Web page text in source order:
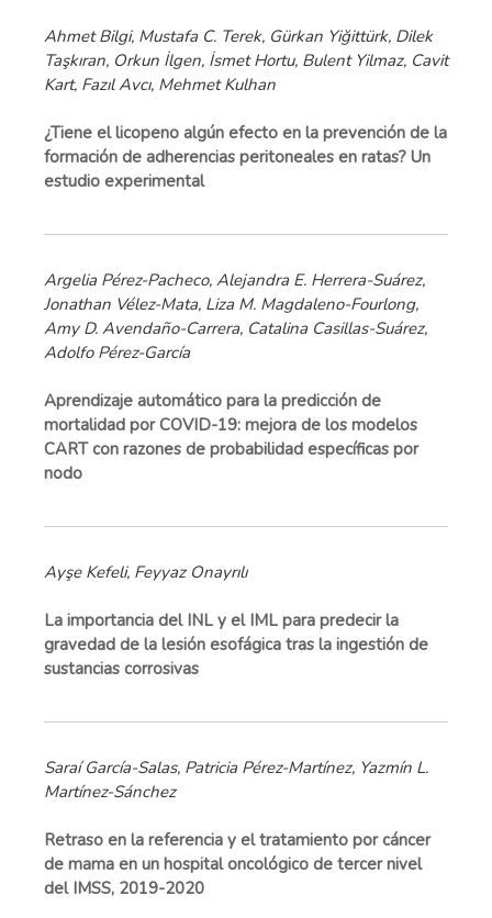
Ahmet Bilgi, Mustafa C. Terek, Gürkan Yiğittürk, Dilek
Taşkıran, Orkun İlgen, İsmet Hortu, Bulent Yilmaz, Cavit
Kart, Fazıl Avcı, Mehmet Kulhan
¿Tiene el licopeno algún efecto en la prevención de la
formación de adherencias peritoneales en ratas? Un
estudio experimental
Argelia Pérez-Pacheco, Alejandra E. Herrera-Suárez,
Jonathan Vélez-Mata, Liza M. Magdaleno-Fourlong,
Amy D. Avendaño-Carrera, Catalina Casillas-Suárez,
Adolfo Pérez-García
Aprendizaje automático para la predicción de
mortalidad por COVID-19: mejora de los modelos
CART con razones de probabilidad específicas por
nodo
Ayşe Kefeli, Feyyaz Onayrılı
La importancia del INL y el IML para predecir la
gravedad de la lesión esofágica tras la ingestión de
sustancias corrosivas
Saraí García-Salas, Patricia Pérez-Martínez, Yazmín L.
Martínez-Sánchez
Retraso en la referencia y el tratamiento por cáncer
de mama en un hospital oncológico de tercer nivel
del IMSS, 2019-2020